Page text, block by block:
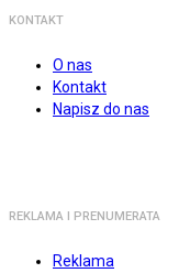
KONTAKT
O nas
Kontakt
Napisz do nas
REKLAMA I PRENUMERATA
Reklama